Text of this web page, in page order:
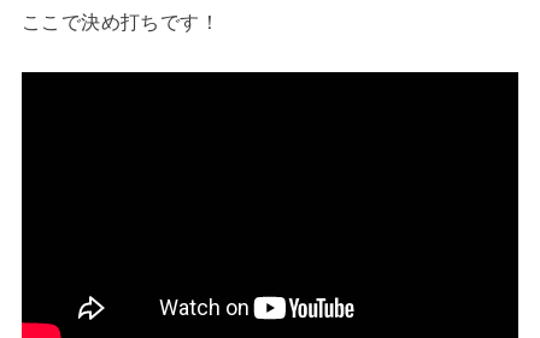
ここで決め打ちです！